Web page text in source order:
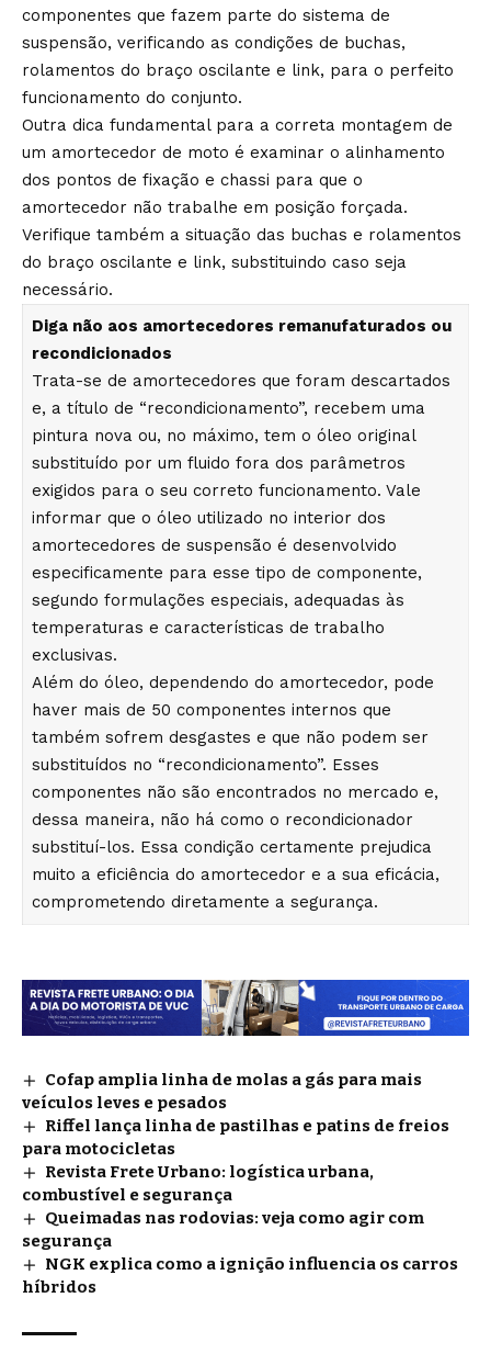
componentes que fazem parte do sistema de
suspensão, verificando as condições de buchas,
rolamentos do braço oscilante e link, para o perfeito
funcionamento do conjunto.
Outra dica fundamental para a correta montagem de
um amortecedor de moto é examinar o alinhamento
dos pontos de fixação e chassi para que o
amortecedor não trabalhe em posição forçada.
Verifique também a situação das buchas e rolamentos
do braço oscilante e link, substituindo caso seja
necessário.
Diga não aos amortecedores remanufaturados ou
recondicionados
Trata-se de amortecedores que foram descartados
e, a título de “recondicionamento”, recebem uma
pintura nova ou, no máximo, tem o óleo original
substituído por um fluido fora dos parâmetros
exigidos para o seu correto funcionamento. Vale
informar que o óleo utilizado no interior dos
amortecedores de suspensão é desenvolvido
especificamente para esse tipo de componente,
segundo formulações especiais, adequadas às
temperaturas e características de trabalho
exclusivas.
Além do óleo, dependendo do amortecedor, pode
haver mais de 50 componentes internos que
também sofrem desgastes e que não podem ser
substituídos no “recondicionamento”. Esses
componentes não são encontrados no mercado e,
dessa maneira, não há como o recondicionador
substituí-los. Essa condição certamente prejudica
muito a eficiência do amortecedor e a sua eficácia,
comprometendo diretamente a segurança.
Cofap amplia linha de molas a gás para mais
veículos leves e pesados
Riffel lança linha de pastilhas e patins de freios
para motocicletas
Revista Frete Urbano: logística urbana,
combustível e segurança
Queimadas nas rodovias: veja como agir com
segurança
NGK explica como a ignição influencia os carros
híbridos